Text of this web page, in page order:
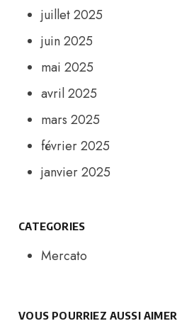
juillet 2025
juin 2025
mai 2025
avril 2025
mars 2025
février 2025
janvier 2025
CATEGORIES
Mercato
VOUS POURRIEZ AUSSI AIMER